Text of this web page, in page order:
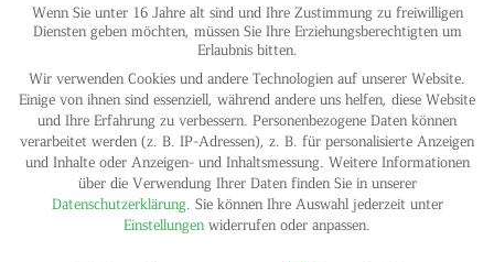
IMPRINT
PRIVACY POLICY
© HELGA MARIA KLOSTERFELDE | ALL RIGHTS RESERVED
Wenn Sie unter 16 Jahre alt sind und Ihre Zustimmung zu freiwilligen
Diensten geben möchten, müssen Sie Ihre Erziehungsberechtigten um
Erlaubnis bitten.
Wir verwenden Cookies und andere Technologien auf unserer Website.
Einige von ihnen sind essenziell, während andere uns helfen, diese Website
und Ihre Erfahrung zu verbessern. Personenbezogene Daten können
verarbeitet werden (z. B. IP-Adressen), z. B. für personalisierte Anzeigen
und Inhalte oder Anzeigen- und Inhaltsmessung. Weitere Informationen
über die Verwendung Ihrer Daten finden Sie in unserer
Datenschutzerklärung. Sie können Ihre Auswahl jederzeit unter
Einstellungen widerrufen oder anpassen.